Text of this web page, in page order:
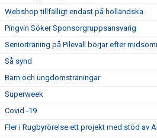
Webshop tillfälligt endast på holländska
Pingvin Söker Sponsorgruppsansvarig
Seniorträning på Pilevall börjar efter
Så synd
Barn och ungdomsträningar
Superweek
Covid -19
Fler i Rugbyrörelse ett projekt med stöd av